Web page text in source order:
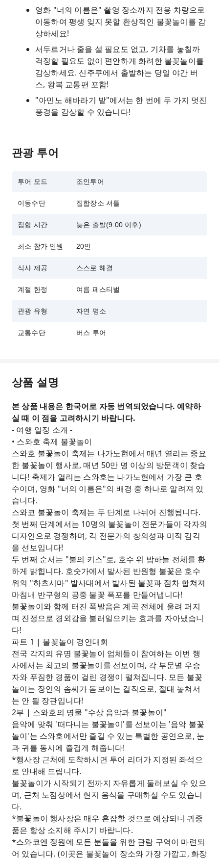
영화 "너의 이름은" 촬영 장소까지 전용 차량으로
이동하여 평생 잊지 못할 환상적인 불꽃놀이를 감
상하세요!
서두르거나 줄을 설 필요도 없고, 기차를 놓칠까
걱정할 필요도 없이 편안하게 화려한 불꽃놀이를
감상하세요. 신주쿠에서 출발하는 당일 야간 버
스, 왕복 교통편 포함!
"아민노 해바라기 밭"에서는 한 번에 두 가지 멋진
풍경을 감상할 수 있습니다!
관광 투어
투어 모드 조인투어
이동수단 집합장소 셔틀
집합 시간 늦은 출발(9:00 이후)
최소 참가 인원 20인
식사 제공 스스로 해결
계절 한정 여름 페스티벌
관광 유형 자연 명소
교통수단 버스 투어
상품 설명
본 상품 내용은 한국어로 자동 번역되었습니다. 예약하
실 때 이 점을 고려하시기 바랍니다.
- 여행 일정 소개 -
• 스와호 축제 불꽃놀이
스와호 불꽃놀이 축제는 나가노현에서 매년 열리는 중요
한 불꽃놀이 행사로, 매년 50만 명 이상의 방문객이 찾습
니다! 축제가 열리는 스와호는 나가노현에서 가장 큰 호
수이며, 영화 "너의 이름은"의 배경 중 하나로 알려져 있
습니다.
스와코 불꽃놀이 축제는 두 단계로 나뉘어 진행됩니다.
첫 번째 단계에서는 10명의 불꽃놀이 전문가들이 각자의
디자인으로 경쟁하며, 각 전문가의 창의성과 미적 감각
을 선보입니다!
두 번째 순서는 "불의 키스"로, 호수 위 밤하늘 전체를 환
하게 밝힙니다. 호숫가에서 발사된 반원형 불꽃은 호수
위의 "하츠시마" 발사대에서 발사된 불꽃과 점차 합쳐져
마침내 반구형의 공중 불꽃 폭포를 만들어냅니다!
불꽃놀이와 함께 터진 폭발음은 계곡 전체에 울려 퍼지
며 진정으로 경외감을 불러일으키는 효과를 자아냈습니
다!
파트 1 | 불꽃놀이 경연대회
전국 각지의 유명 불꽃놀이 업체들이 참여하는 이번 행
사에서는 최고의 불꽃놀이를 선보이며, 각 부문별 우승
자와 푸짐한 경품이 걸린 경쟁이 펼쳐집니다. 모든 불꽃
놀이는 장인의 솜씨가 돋보이는 걸작으로, 절대 놓쳐서
는 안 될 장관입니다!
2부 | 스와호의 명물 "수상 음악과 불꽃놀이"
음악에 맞춰 '떠다니는 불꽃놀이'를 선보이는 '음악 불꽃
놀이'는 스와호에서만 즐길 수 있는 특별한 공연으로, 눈
과 귀를 동시에 즐겁게 해줍니다!
*행사장 근처에 도착하시면 투어 리더가 지정된 좌석으
로 안내해 드립니다.
불꽃놀이가 시작되기 전까지 자유롭게 둘러보실 수 있으
며, 근처 노점상에서 현지 음식을 구매하실 수도 있습니
다.
*불꽃놀이 행사장은 매우 혼잡할 것으로 예상되니 귀중
품은 항상 소지해 주시기 바랍니다.
*스와코엔 정원에 모든 분들을 위한 관람 구역이 마련되
어 있습니다. (이곳은 불꽃놀이 장소와 가장 가깝고, 화장